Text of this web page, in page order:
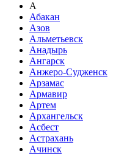
А
Абакан
Азов
Альметьевск
Анадырь
Ангарск
Анжеро-Судженск
Арзамас
Армавир
Артем
Архангельск
Асбест
Астрахань
Ачинск